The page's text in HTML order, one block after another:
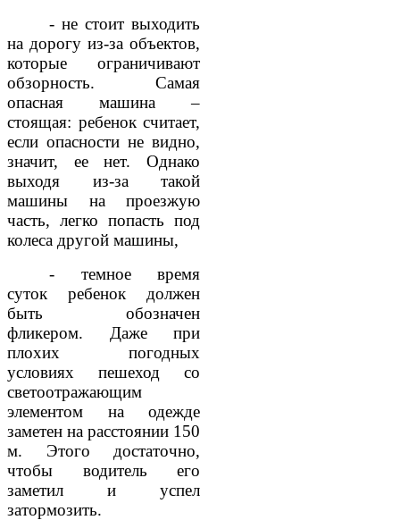
- не стоит выходить
на дорогу из-за объектов,
которые ограничивают
обзорность. Самая
опасная машина –
стоящая: ребенок считает,
если опасности не видно,
значит, ее нет. Однако
выходя из-за такой
машины на проезжую
часть, легко попасть под
колеса другой машины,
- темное время
суток ребенок должен
быть обозначен
фликером. Даже при
плохих погодных
условиях пешеход со
светоотражающим
элементом на одежде
заметен на расстоянии 150
м. Этого достаточно,
чтобы водитель его
заметил и успел
затормозить.